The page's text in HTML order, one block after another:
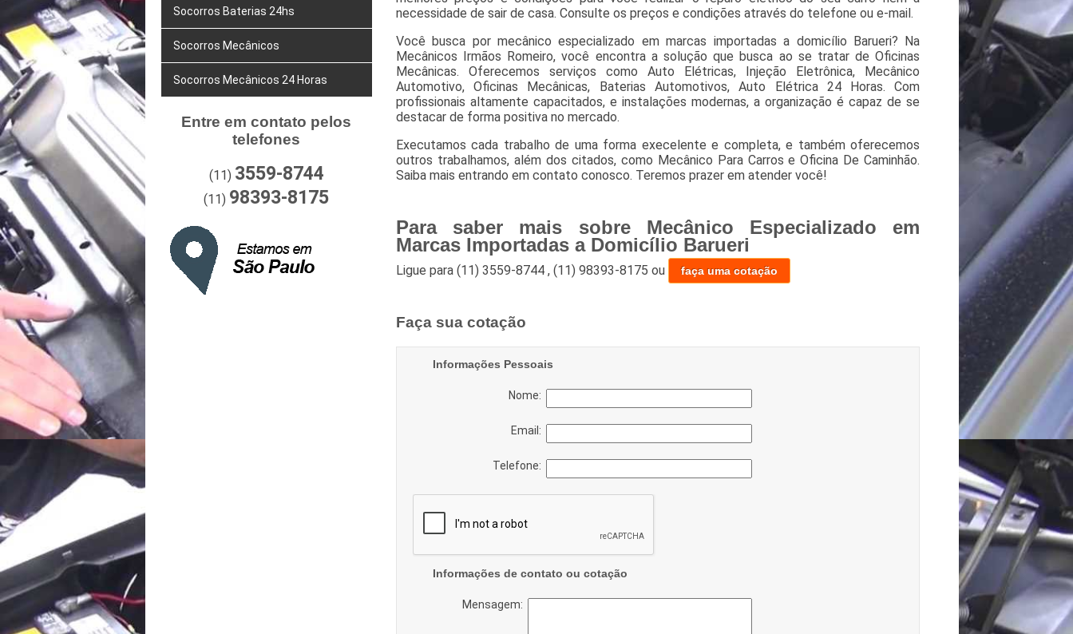
Socorros Baterias 24hs
Socorros Mecânicos
Socorros Mecânicos 24 Horas
Entre em contato pelos
telefones
(11) 3559-8744
(11) 98393-8175
necessidade de sair de casa. Consulte os preços e condições através do telefone ou e-mail.
Você busca por mecânico especializado em marcas importadas a domicílio Barueri? Na
Mecânicos Irmãos Romeiro, você encontra a solução que busca ao se tratar de Oficinas
Mecânicas. Oferecemos serviços como Auto Elétricas, Injeção Eletrônica, Mecânico
Automotivo, Oficinas Mecânicas, Baterias Automotivos, Auto Elétrica 24 Horas. Com
profissionais altamente capacitados, e instalações modernas, a organização é capaz de se
destacar de forma positiva no mercado.
Executamos cada trabalho de uma forma execelente e completa, e também oferecemos
outros trabalhamos, além dos citados, como Mecânico Para Carros e Oficina De Caminhão.
Saiba mais entrando em contato conosco. Teremos prazer em atender você!
Para saber mais sobre Mecânico Especializado em
Marcas Importadas a Domicílio Barueri
Ligue para (11) 3559-8744 , (11) 98393-8175 ou faça uma cotação
Faça sua cotação
Informações Pessoais
Nome:
Email:
Telefone:
Informações de contato ou cotação
Mensagem: